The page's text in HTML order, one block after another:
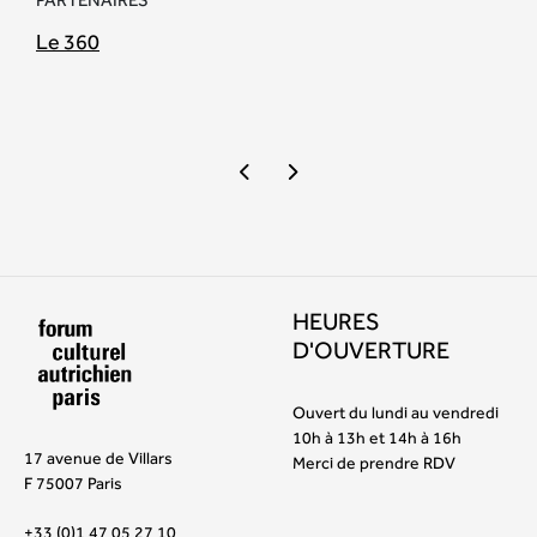
Le 360
17 avenue de Villars
F 75007 Paris
+33 (0)1 47 05 27 10
HEURES
D'OUVERTURE
Ouvert du lundi au vendredi
10h à 13h et 14h à 16h
Merci de prendre RDV